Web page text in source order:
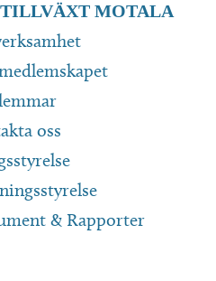
MOTALA
oss
& Rapporter